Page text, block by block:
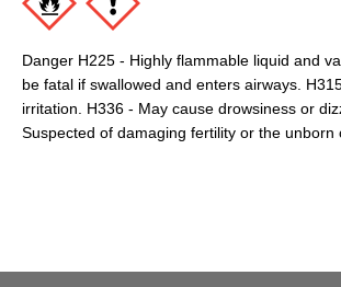
Danger H225 - Highly flammable liquid and
be fatal if swallowed and enters airways.
irritation. H336 - May cause drowsiness or
Suspected of damaging fertility or the unborn